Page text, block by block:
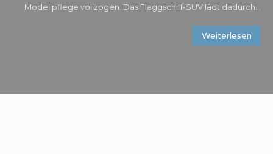
Modellpflege vollzogen. Das Flaggschiff-SUV lädt dadurch...
Weiterlesen